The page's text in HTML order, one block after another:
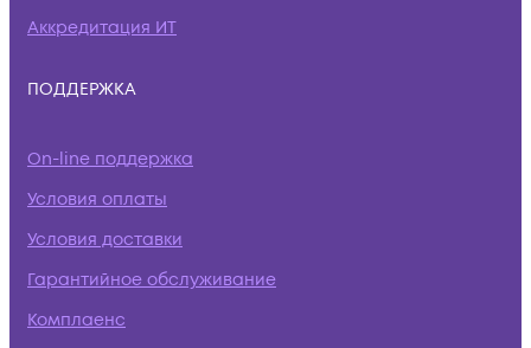
Аккредитация ИТ
ПОДДЕРЖКА
On-line поддержка
Условия оплаты
Условия доставки
Гарантийное обслуживание
Комплаенс